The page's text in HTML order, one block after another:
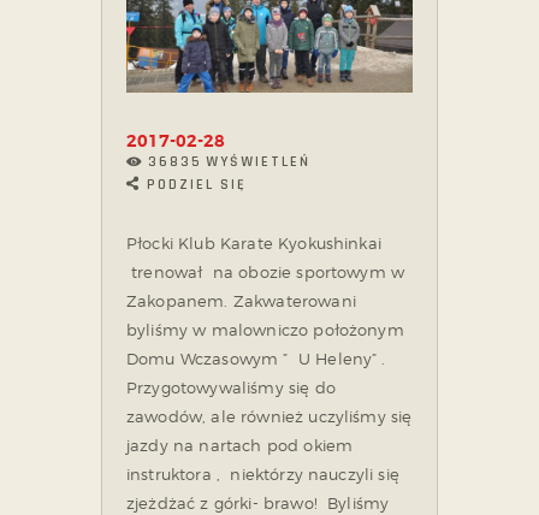
2017-02-28
36835 WYŚWIETLEŃ
PODZIEL SIĘ
Płocki Klub Karate Kyokushinkai
trenował na obozie sportowym w
Zakopanem. Zakwaterowani
byliśmy w malowniczo położonym
Domu Wczasowym ” U Heleny” .
Przygotowywaliśmy się do
zawodów, ale również uczyliśmy się
jazdy na nartach pod okiem
instruktora , niektórzy nauczyli się
zjeżdżać z górki- brawo! Byliśmy